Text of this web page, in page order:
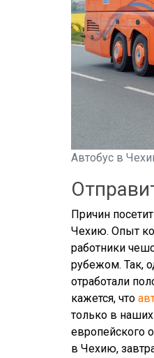
Автобус в
Причин
Чехию. Опыт
работники
рубежом. Так,
отработали
кажется, что
только в
европейского
в Чехию,